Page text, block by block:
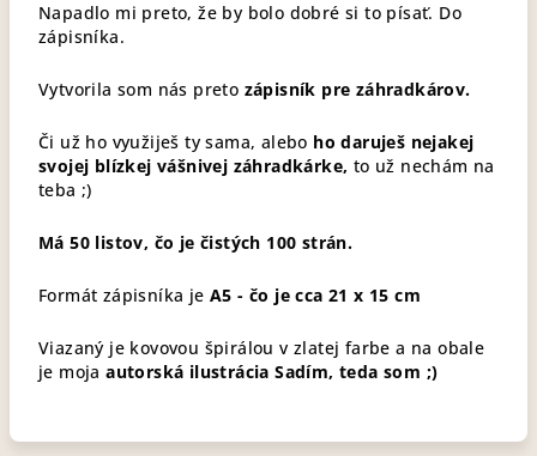
Napadlo mi preto, že by bolo dobré si to písať. Do
zápisníka.
Vytvorila som nás preto zápisník pre záhradkárov.
Či už ho využiješ ty sama, alebo ho daruješ nejakej
svojej blízkej vášnivej záhradkárke, to už nechám na
teba ;)
Má 50 listov, čo je čistých 100 strán.
Formát zápisníka je A5 - čo je cca 21 x 15 cm
Viazaný je kovovou špirálou v zlatej farbe a na obale
je moja autorská ilustrácia Sadím, teda som ;)